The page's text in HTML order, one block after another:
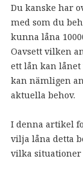
Du kanske har
med som du
kunna låna
Oavsett vilken
ett lån kan
kan nämligen
aktuella behov.
I denna artikel
vilja låna detta
vilka situationer